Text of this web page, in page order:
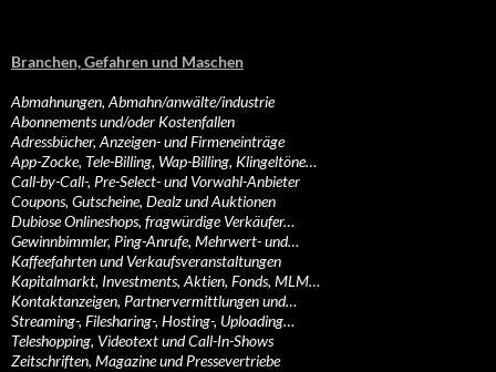
Branchen, Gefahren und Maschen
Abmahnungen, Abmahn/anwälte/industrie
Abonnements und/oder Kostenfallen
Adressbücher, Anzeigen- und Firmeneinträge
App-Zocke, Tele-Billing, Wap-Billing, Klingeltöne…
Call-by-Call-, Pre-Select- und Vorwahl-Anbieter
Coupons, Gutscheine, Dealz und Auktionen
Dubiose Onlineshops, fragwürdige Verkäufer…
Gewinnbimmler, Ping-Anrufe, Mehrwert- und…
Kaffeefahrten und Verkaufsveranstaltungen
Kapitalmarkt, Investments, Aktien, Fonds, MLM…
Kontaktanzeigen, Partnervermittlungen und…
Streaming-, Filesharing-, Hosting-, Uploading…
Teleshopping, Videotext und Call-In-Shows
Zeitschriften, Magazine und Pressevertriebe